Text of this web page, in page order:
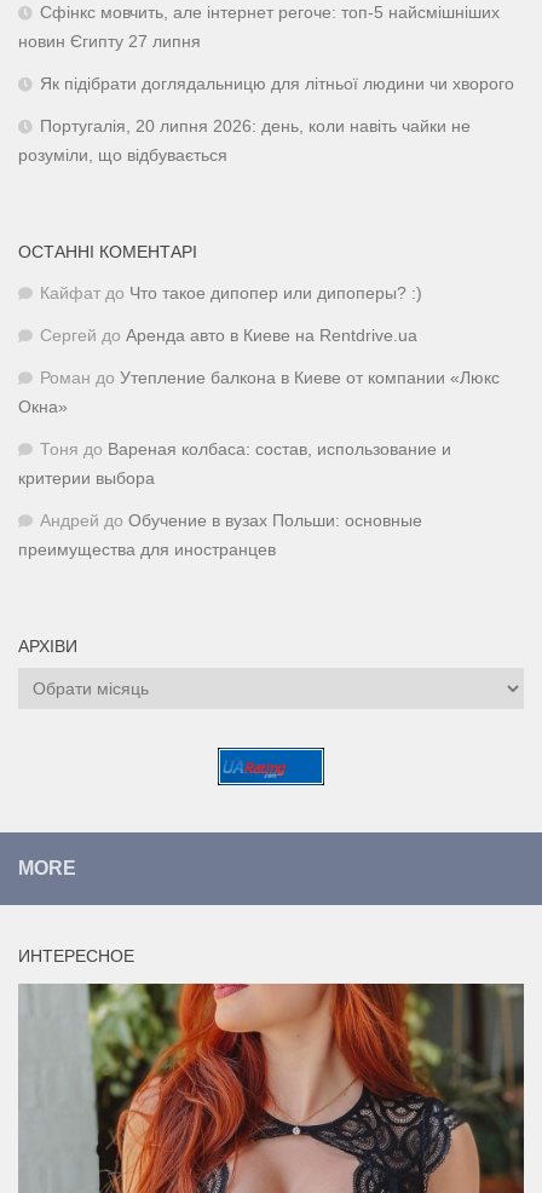
Сфінкс мовчить, але інтернет регоче: топ-5 найсмішніших
новин Єгипту 27 липня
Як підібрати доглядальницю для літньої людини чи хворого
Португалія, 20 липня 2026: день, коли навіть чайки не
розуміли, що відбувається
ОСТАННІ КОМЕНТАРІ
Кайфат до Что такое дипопер или дипоперы? :)
Сергей до Аренда авто в Киеве на Rentdrive.ua
Роман до Утепление балкона в Киеве от компании «Люкс
Окна»
Тоня до Вареная колбаса: состав, использование и
критерии выбора
Андрей до Обучение в вузах Польши: основные
преимущества для иностранцев
АРХІВИ
Архіви
MORE
ИНТЕРЕСНОЕ